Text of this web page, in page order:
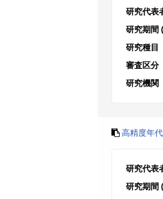
研究代表
研究期間
研究種目
審査区分
研究機関
高精度年
研究代表
研究期間